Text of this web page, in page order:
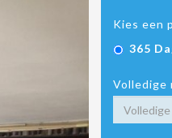
Kies een
365
Volledige